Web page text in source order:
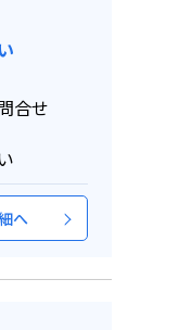
合せ
へ